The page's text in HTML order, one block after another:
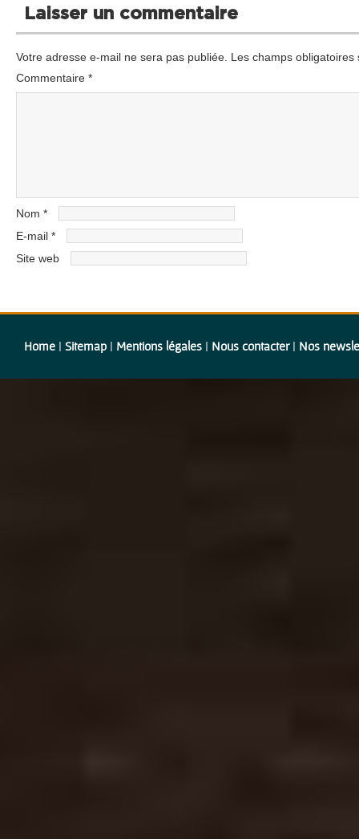
Laisser un commentaire
Votre adresse e-mail ne sera pas publiée. Les champs
Commentaire *
Nom *
E-mail *
Site web
Home | Sitemap | Mentions légales | Nous contacter| Nos